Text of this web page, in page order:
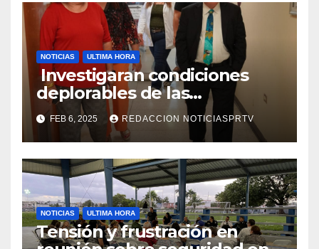
NOTICIAS ULTIMA HORA
Investigaran condiciones
deplorables de las
facilidades el Departamento
de la Salud en Mayagüez
FEB 6, 2025 REDACCION NOTICIASPRTV
NOTICIAS ULTIMA HORA
Tensión y frustración en